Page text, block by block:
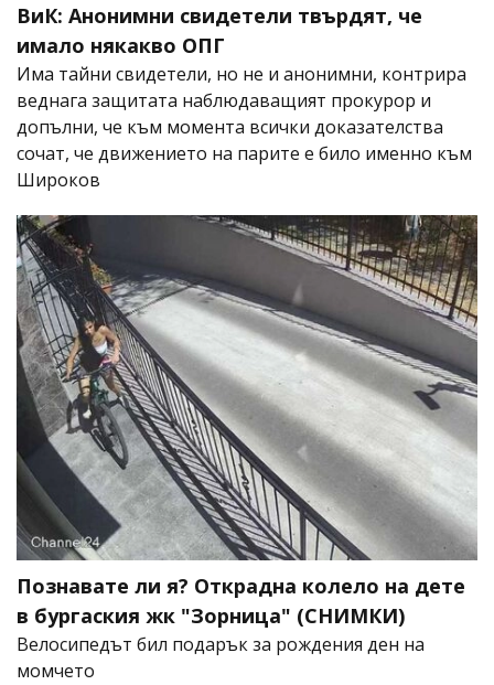
ВиК: Анонимни свидетели твърдят, че
имало някакво ОПГ
Има тайни свидетели, но не и анонимни, контрира
веднага защитата наблюдаващият прокурор и
допълни, че към момента всички доказателства
сочат, че движението на парите е било именно към
Широков
Познавате ли я? Открадна колело на дете
в бургаския жк "Зорница" (СНИМКИ)
Велосипедът бил подарък за рождения ден на
момчето